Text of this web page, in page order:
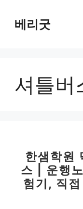
베리굿
셔틀버
한샘학원
스 | 운행
험기, 직